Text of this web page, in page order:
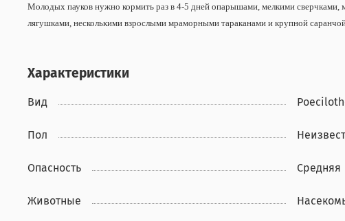
Молодых пауков нужно кормить раз в 4-5 дней опарышами, мелкими
лягушками, несколькими взрослыми мраморными тараканами и крупной
Характеристики
Вид
Пол
Опасность Средняя
Животные